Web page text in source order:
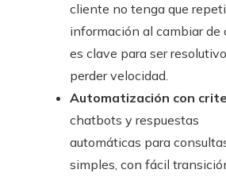
cliente no tenga que
información al cambiar de
es clave para ser
perder velocidad.
Automatización con
chatbots y respuestas
automáticas para
simples, con fácil